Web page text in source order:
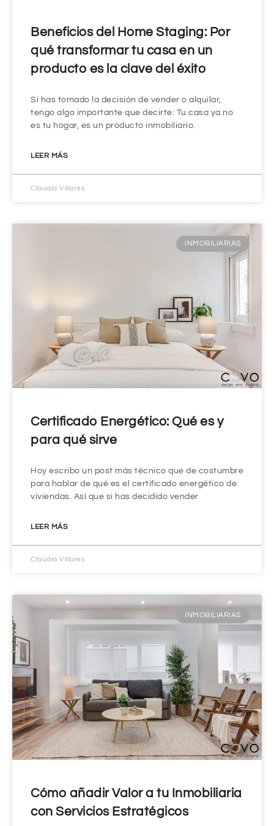
Beneficios del Home Staging: Por
qué transformar tu casa en un
producto es la clave del éxito
Si has tomado la decisión de vender o alquilar,
tengo algo importante que decirte: Tu casa ya no
es tu hogar, es un producto inmobiliario.
LEER MÁS
Claudia Villares
INMOBILIARIAS
Certificado Energético: Qué es y
para qué sirve
Hoy escribo un post más técnico que de costumbre
para hablar de qué es el certificado energético de
viviendas. Así que si has decidido vender
LEER MÁS
Claudia Villares
INMOBILIARIAS
Cómo añadir Valor a tu Inmobiliaria
con Servicios Estratégicos